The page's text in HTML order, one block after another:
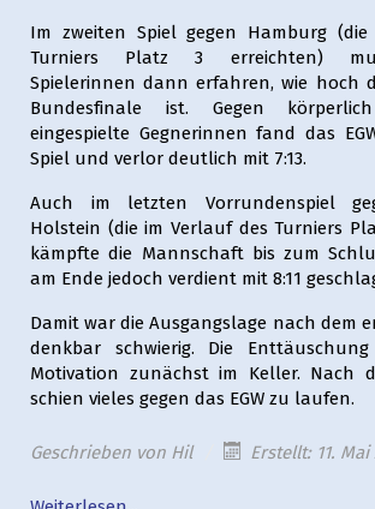
Im zweiten Spiel gegen Hamburg
Turniers Platz 3 erreichten)
Spielerinnen dann erfahren, wie hoch
Bundesfinale ist. Gegen
eingespielte Gegnerinnen fand das
Spiel und verlor deutlich mit 7:13.
Auch im letzten Vorrundenspiel
Holstein (die im Verlauf des Turniers
kämpfte die Mannschaft bis zum
am Ende jedoch verdient mit 8:11
Damit war die Ausgangslage nach dem
denkbar schwierig. Die
Motivation zunächst im Keller. Nach
schien vieles gegen das EGW zu laufen.
Geschrieben von Hil Erstellt: 11. Mai